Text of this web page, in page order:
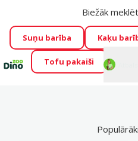
Visu mēnesi Dino Zoo piedāvā
barībām! 🍖→Skatīt
Fotokonkurss “GADA ŪSAIŅI”!
būs 2027. gada zvaigzne
Biežāk
Suņu barība Kaķu
Tofu pakaiši